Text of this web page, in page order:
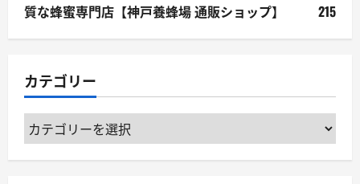
質な蜂蜜専門店【神戸養蜂場 通販ショップ】
215
カテゴリー
カ
テ
ゴ